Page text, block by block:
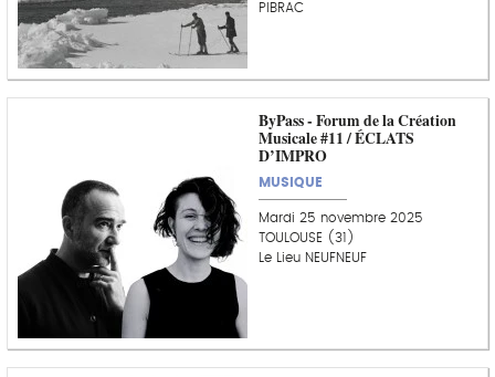
PIBRAC
ByPass - Forum de la Création
Musicale #11 / ÉCLATS
D’IMPRO
MUSIQUE
Mardi 25 novembre 2025
TOULOUSE (31)
Le Lieu NEUFNEUF